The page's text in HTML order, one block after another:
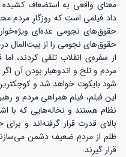
معنای واقعی به استضعاف
داد فیلمی است که روزگارِ مردم
حقوق‌های نجومی عده‌ای
حقوق‌های نجومی را از بیت‌المال
از سفره‌ی انقلاب تلقی کردند،
مردم و تلخ و اندوهبار بودن آن
شود بایکوت خواهد شد و
این فیلم، فیلم همراهی مردم و
نظام هستند و نخاله‌هایی که با
بالای قدرت قرار گرفته‌اند و
ظلم از مردمِ ضعیف دشمن
قرار گیرند.